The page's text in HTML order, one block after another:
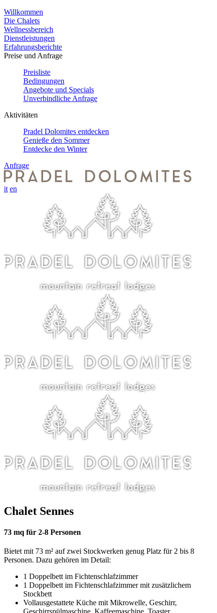
Willkommen
Die Chalets
Wellnessbereich
Dienstleistungen
Erfahrungsberichte
Preise und Anfrage
Preisliste
Bedingungen
Angebote und Specials
Unverbindliche Anfrage
Aktivitäten
Pradel Dolomites entdecken
Genieße den Sommer
Entdecke den Winter
Anfrage
it en
Chalet Sennes
73 mq für 2-8 Personen
Bietet mit 73 m² auf zwei Stockwerken genug Platz für 2 bis 8
Personen. Dazu gehören im Detail:
1 Doppelbett im Fichtenschlafzimmer
1 Doppelbett im Fichtenschlafzimmer mit zusätzlichem
Stockbett
Vollausgestattete Küche mit Mikrowelle, Geschirr,